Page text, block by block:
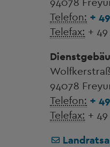
Telefon: +
Telefax: +
94078
Telefon: +
Telefax: +